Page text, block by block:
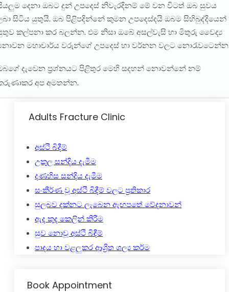
දෙනා ඔබට දුන් උපදෙස් නිවැරදිනම් මේ වන විටත් ඔබ සුවය
සිටිය යුතුයි. ඔබ පිළිපදින්නේ කුමන උපදෙස්දයි ඔබම සිහිබුද්දියෙන්
කල්පනා කර බලන්න. එම නිසා ඔබේ අසල්වැසි හා මිතුරු වෛද්‍ය
මහාචාර්ය වරුන්ගේ උපදෙස් හා වර්නන වලට
දැවෙන ප්‍රශ්නයට පිළිතුර මෙහි සදහන් නොවන්නේ නම්
අප අමතන්න.
Adults Fracture Clinic
අස්ථි බිදීම්
උකුල සන්දිය දැමීම
දණහිස සන්දිය දැමීම
සංකීර්ණ වූ අස්ථි බිඳීම් වලට ප්‍රතිකාර
සුලබව දක්නට ලැබෙන ඇඟපතේ වේදනාවන්
ඇද කුද කෙලින් කිරීම
සුව නොවූ අස්ථි බිඳීම්
පාදය හා වළලුකර ආශ්‍රිත ශල්‍ය කර්ම
Book Appointment